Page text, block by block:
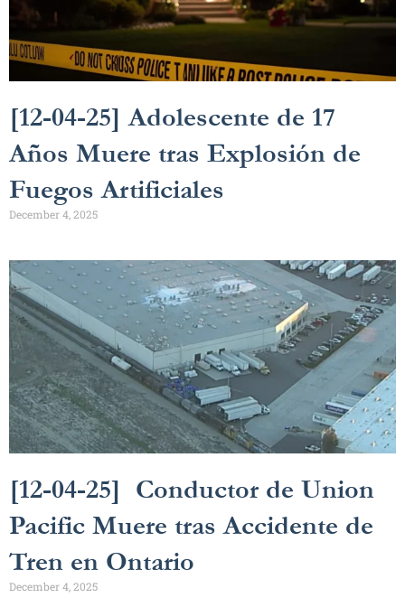
[12-04-25] Adolescente de 17
Años Muere tras Explosión de
Fuegos Artificiales
December 4, 2025
[12-04-25] Conductor de Union
Pacific Muere tras Accidente de
Tren en Ontario
December 4, 2025